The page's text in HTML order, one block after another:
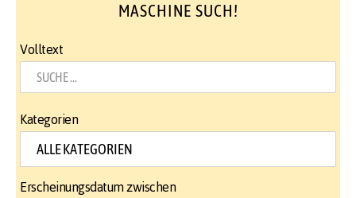
MASCHINE SUCH!
Volltext
Kategorien
Erscheinungsdatum zwischen